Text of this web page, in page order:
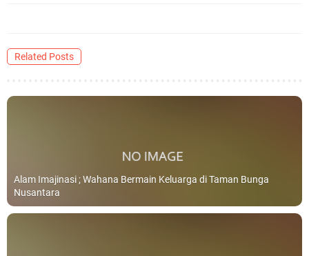
Related Posts
Alam Imajinasi ; Wahana Bermain Keluarga di Taman Bunga
Nusantara